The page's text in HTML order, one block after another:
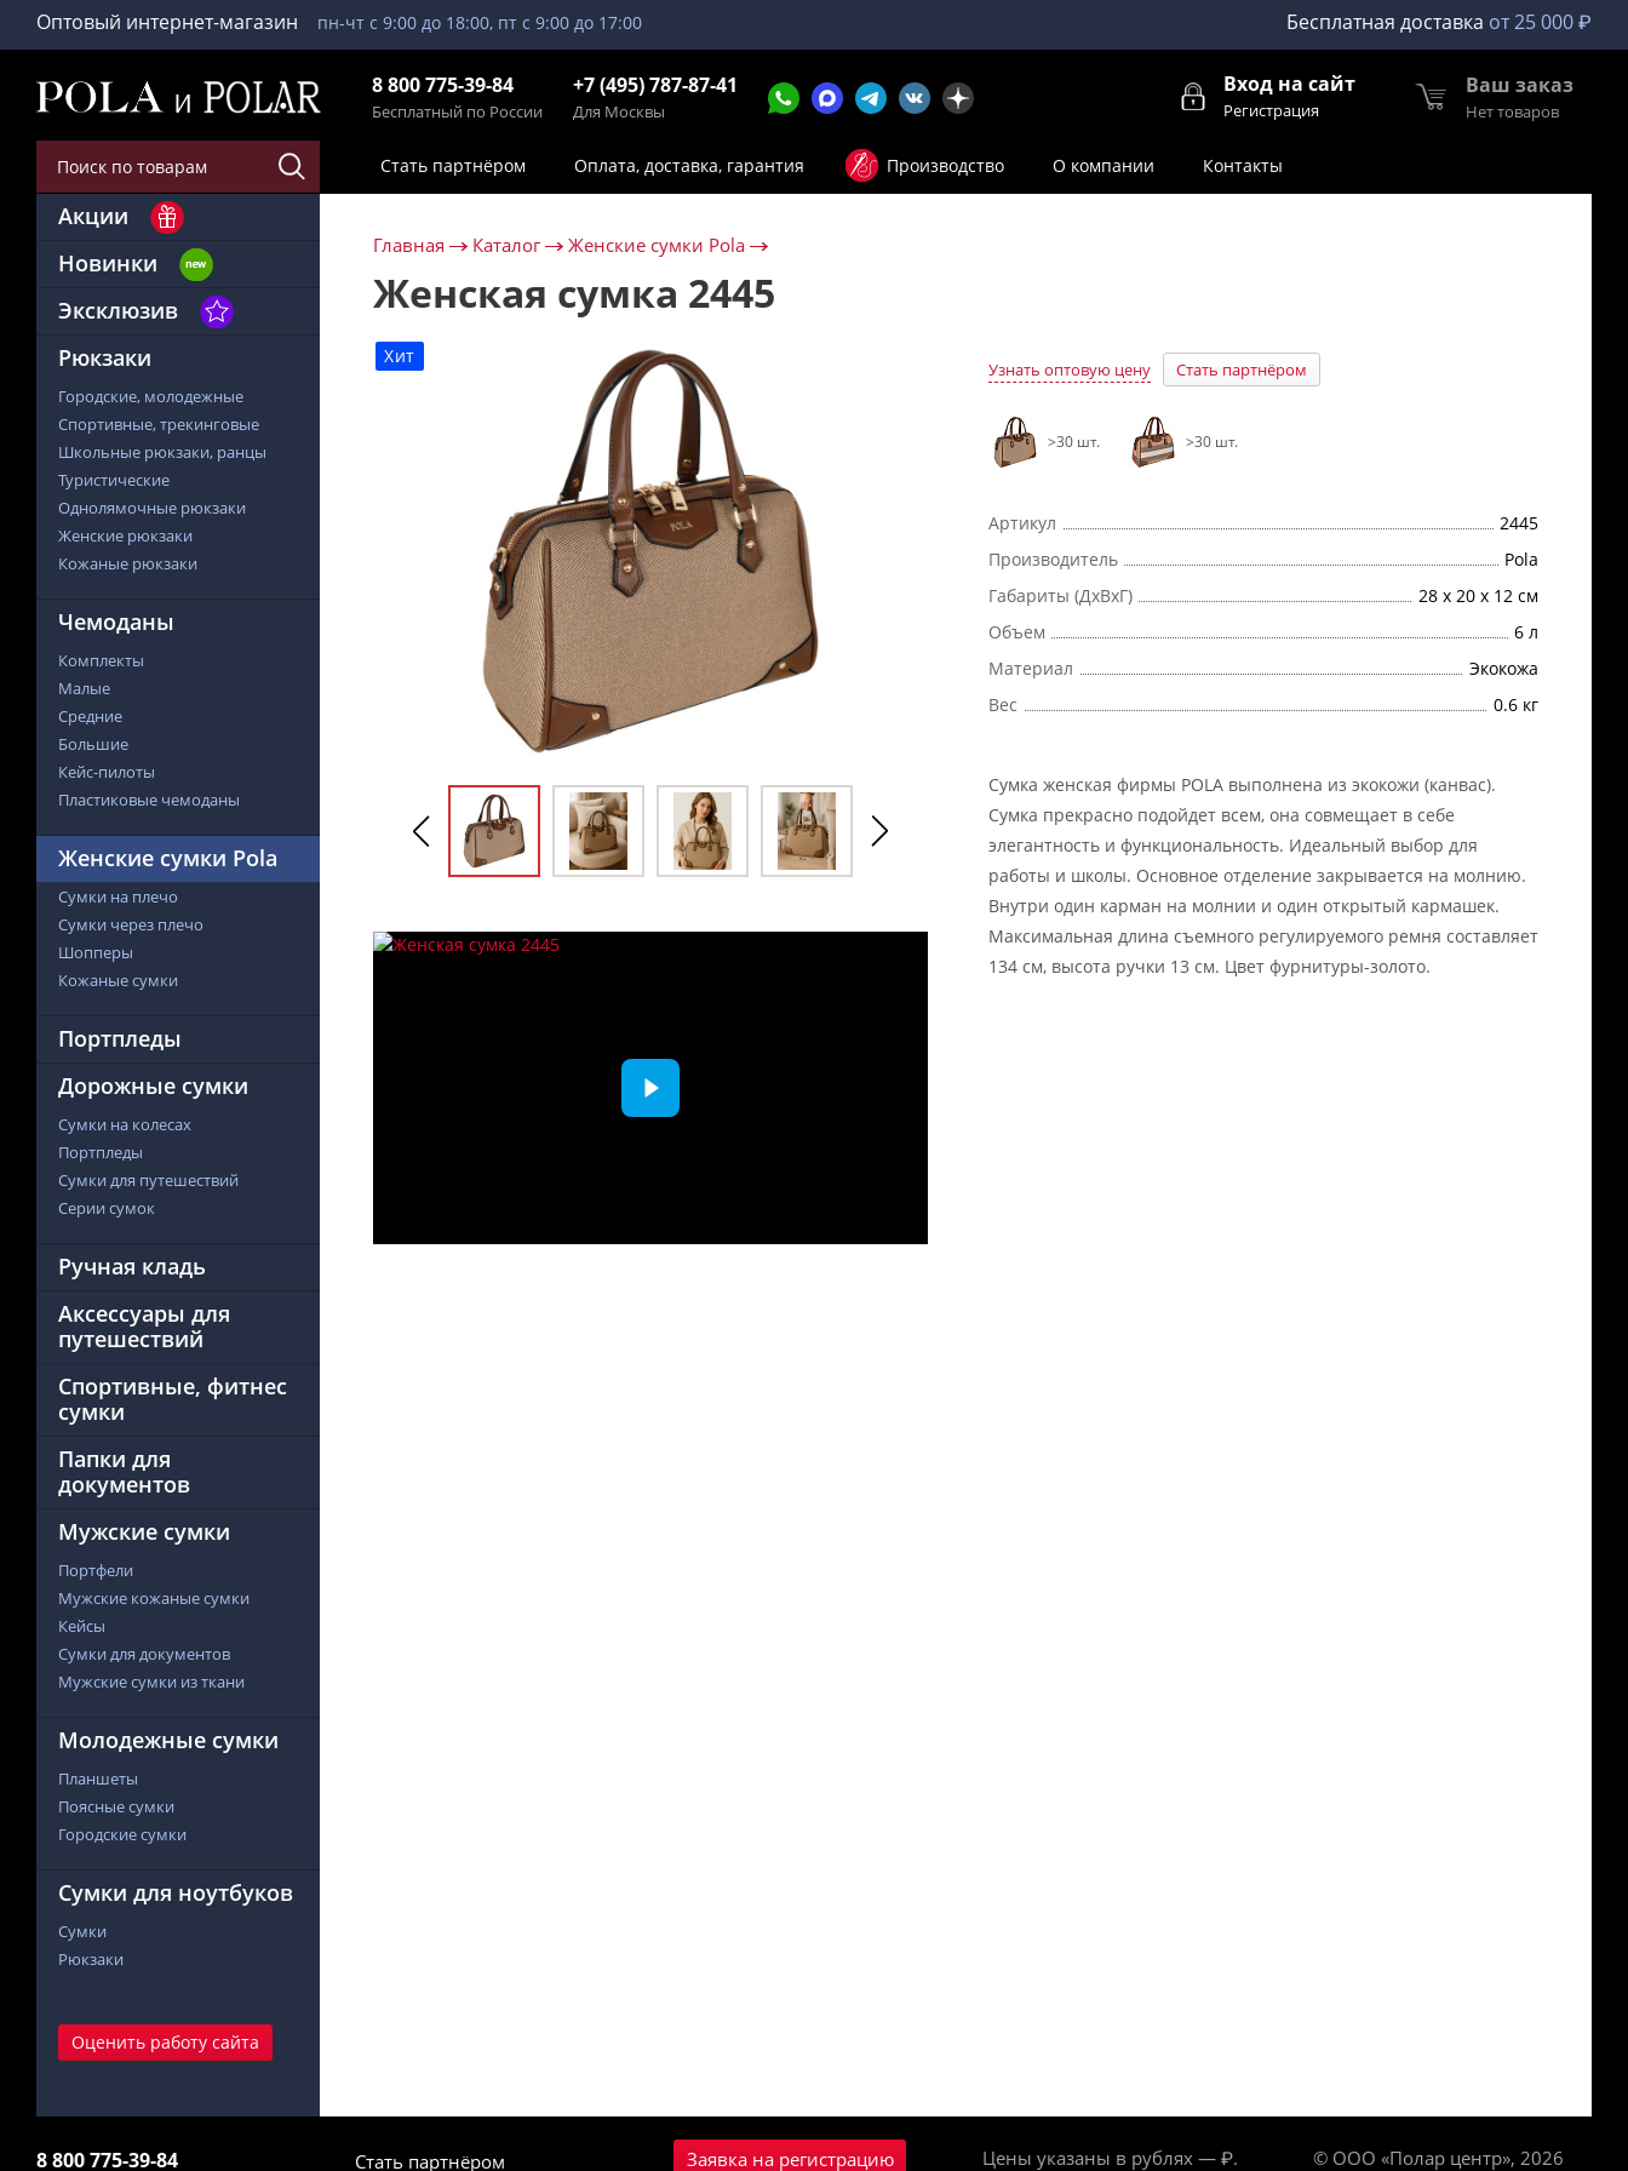
Оптовый интернет-магазин пн-чт с 9:00 до 18:00, пт с 9:00 до 17:00 Бесплатная доставка от 25 000 ₽
8 800 775-39-84
Бесплатный по России
+7 (495) 787-87-41
Для Москвы
Вход на сайт
Регистрация
Ваш заказ
Нет товаров
Стать партнёром Оплата, доставка, гарантия Производство О компании Контакты
Акции
Новинки
Эксклюзив
Рюкзаки
Городские, молодежные
Спортивные, трекинговые
Школьные рюкзаки, ранцы
Туристические
Однолямочные рюкзаки
Женские рюкзаки
Кожаные рюкзаки
Чемоданы
Комплекты
Малые
Средние
Большие
Кейс-пилоты
Пластиковые чемоданы
Женские сумки Pola
Сумки на плечо
Сумки через плечо
Шопперы
Кожаные сумки
Портпледы
Дорожные сумки
Сумки на колесах
Портпледы
Сумки для путешествий
Серии сумок
Ручная кладь
Аксессуары для
путешествий
Спортивные, фитнес
сумки
Папки для
документов
Мужские сумки
Портфели
Мужские кожаные сумки
Кейсы
Сумки для документов
Мужские сумки из ткани
Молодежные сумки
Планшеты
Поясные сумки
Городские сумки
Сумки для ноутбуков
Сумки
Рюкзаки
Оценить работу сайта
Главная Каталог Женские сумки Pola
Женская сумка 2445
Хит
Узнать оптовую цену Стать партнёром
>30 шт. >30 шт.
Артикул
2445
Производитель
Pola
Габариты (ДхВхГ)
28 x 20 x 12 см
Объем
6 л
Материал
Экокожа
Вес
0.6 кг
Сумка женская фирмы POLA выполнена из экокожи (канвас).
Сумка прекрасно подойдет всем, она совмещает в себе
элегантность и функциональность. Идеальный выбор для
работы и школы. Основное отделение закрывается на молнию.
Внутри один карман на молнии и один открытый кармашек.
Максимальная длина съемного регулируемого ремня составляет
134 см, высота ручки 13 см. Цвет фурнитуры-золото.
8 800 775-39-84 Стать партнёром Заявка на регистрацию Цены указаны в рублях — ₽. © ООО «Полар центр», 2026